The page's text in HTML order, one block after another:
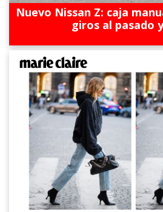
Nuevo Nissan Z: caja
giros al pasado